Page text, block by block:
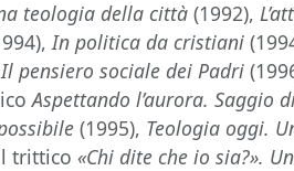
teologia della città (1992),
In politica da cristiani
Il pensiero sociale dei Padri
Aspettando l’aurora. Saggio
(1995), Teologia oggi.
trittico «Chi dite che io sia?».